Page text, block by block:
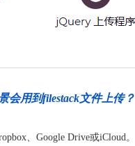
会用到filestack文件上传？
、Google Drive或iCloud。